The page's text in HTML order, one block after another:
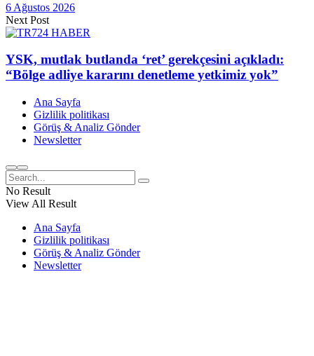
6 Ağustos 2026
Next Post
YSK, mutlak butlanda ‘ret’ gerekçesini açıkladı:
“Bölge adliye kararını denetleme yetkimiz yok”
Ana Sayfa
Gizlilik politikası
Görüş & Analiz Gönder
Newsletter
No Result
View All Result
Ana Sayfa
Gizlilik politikası
Görüş & Analiz Gönder
Newsletter